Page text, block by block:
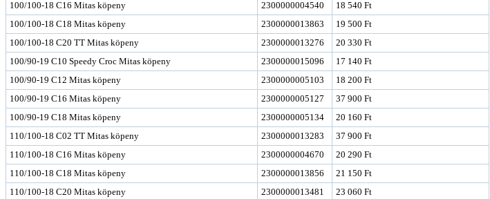
100/100-18 C16 Mitas köpeny
2300000004540
18 540 Ft
100/100-18 C18 Mitas köpeny
2300000013863
19 500 Ft
100/100-18 C20 TT Mitas köpeny
2300000013276
20 330 Ft
100/90-19 C10 Speedy Croc Mitas köpeny
2300000015096
17 140 Ft
100/90-19 C12 Mitas köpeny
2300000005103
18 200 Ft
100/90-19 C16 Mitas köpeny
2300000005127
37 900 Ft
100/90-19 C18 Mitas köpeny
2300000005134
20 160 Ft
110/100-18 C02 TT Mitas köpeny
2300000013283
37 900 Ft
110/100-18 C16 Mitas köpeny
2300000004670
20 290 Ft
110/100-18 C18 Mitas köpeny
2300000013856
21 150 Ft
110/100-18 C20 Mitas köpeny
2300000013481
23 060 Ft